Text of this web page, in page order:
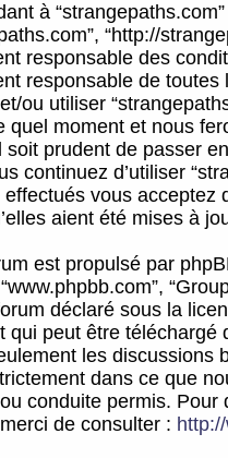
à
“http://
responsable des
responsable de
ou utiliser
quel moment et nous
soit prudent de passer
continuez d’utiliser
vous acceptez
aient été mises à
est propulsé par
déclaré sous la
qui peut être téléchargé
les discussions
dans ce que
conduite permis.
de consulter :